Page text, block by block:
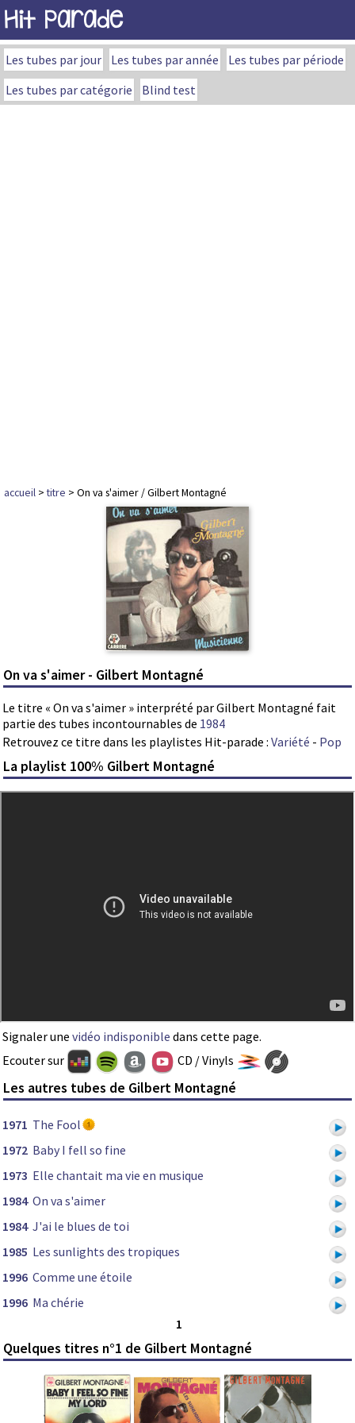
Hit Parade
Les tubes par jour Les tubes par année
Les tubes par période
Les tubes par catégorie
Blind test
accueil >titre > On va s'aimer / Gilbert Montagné
On va s'aimer - Gilbert Montagné
Le titre « On va s'aimer » interprété par Gilbert Montagné fait
partie des tubes incontournables de 1984
Retrouvez ce titre dans les playlistes Hit-parade : Variété - Pop
La playlist 100% Gilbert Montagné
Signaler une vidéo indisponible dans cette page.
Ecouter sur
CD / Vinyls
Les autres tubes de Gilbert Montagné
1971 The Fool
1972 Baby I fell so fine
1973 Elle chantait ma vie en musique
1984 On va s'aimer
1984 J'ai le blues de toi
1985 Les sunlights des tropiques
1996 Comme une étoile
1996 Ma chérie
1
Quelques titres n°1 de Gilbert Montagné